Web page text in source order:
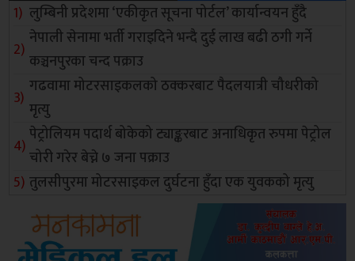
लुम्बिनी प्रदेशमा ‘एकीकृत सूचना पोर्टल’ कार्यान्वयन हुँदै
नेपाली सेनामा भर्ती गराइदिने भन्दै दुई लाख बढी ठगी गर्ने
कञ्चनपुरका चन्द पक्राउ
गढवामा मोटरसाइकलको ठक्करबाट पैदलयात्री चौधरीको
मृत्यु
पेट्रोलियम पदार्थ बोकेको ट्याङ्करबाट अनाधिकृत रुपमा पेट्रोल
चोरी गरेर बेच्ने ७ जना पक्राउ
तुलसीपुरमा मोटरसाइकल दुर्घटना हुँदा एक युवकको मृत्यु